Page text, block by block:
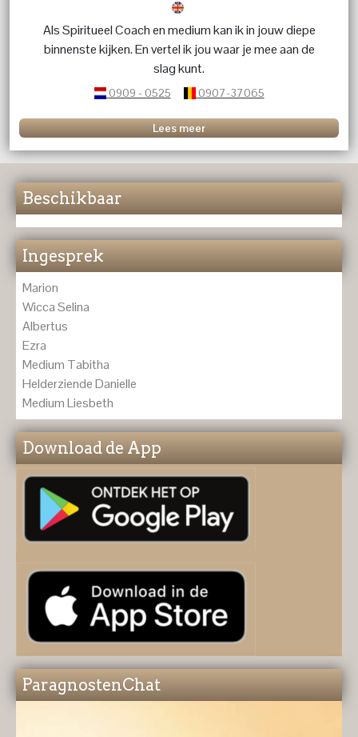
Als Spiritueel Coach en medium kan ik in jouw diepe
binnenste kijken. En vertel ik jou waar je mee aan de
slag kunt.
0909 - 0525 0907-37065
Lees meer
Beschikbaar
Ingesprek
Marion
Wicca Selina
Albertus
Ezra
Medium Tabitha
Helderziende Danielle
Medium Liesbeth
Download de App
ParagnostenChat